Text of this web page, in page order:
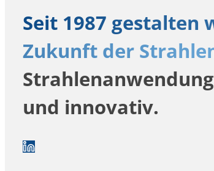
Seit 1987
Zukunft der
und innovativ.
Auf LinkedIn folgen